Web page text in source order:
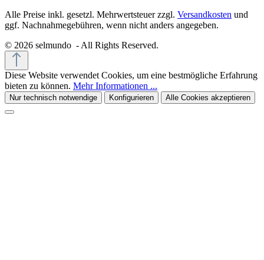
Alle Preise inkl. gesetzl. Mehrwertsteuer zzgl. Versandkosten und
ggf. Nachnahmegebühren, wenn nicht anders angegeben.
© 2026 selmundo - All Rights Reserved.
Diese Website verwendet Cookies, um eine bestmögliche Erfahrung
bieten zu können. Mehr Informationen ...
Nur technisch notwendige Konfigurieren Alle Cookies akzeptieren